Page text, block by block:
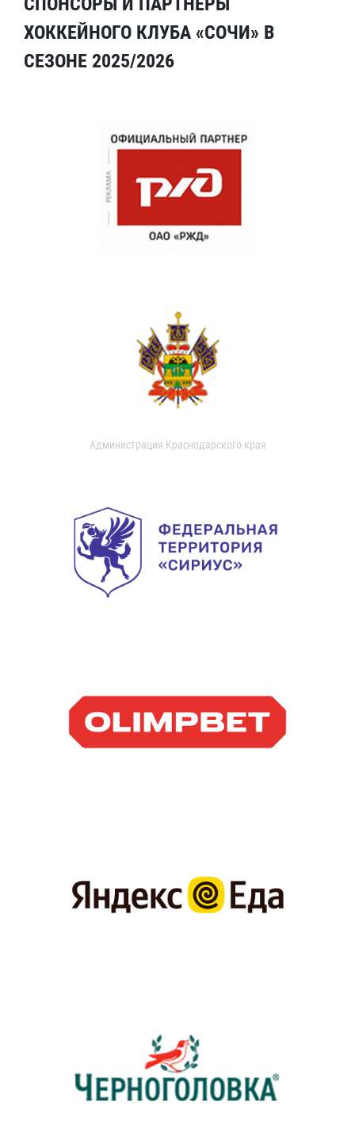
ХОККЕЙНОГО КЛУБА «СОЧИ» В
СЕЗОНЕ 2025/2026
Администрация Краснодарского края